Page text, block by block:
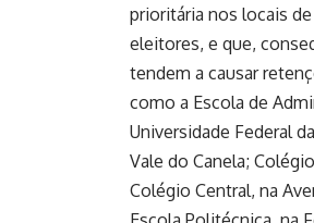
prioritária nos locais
eleitores, e que,
tendem a causar
como a Escola de
Universidade Federal
Vale do Canela;
Colégio Central, na